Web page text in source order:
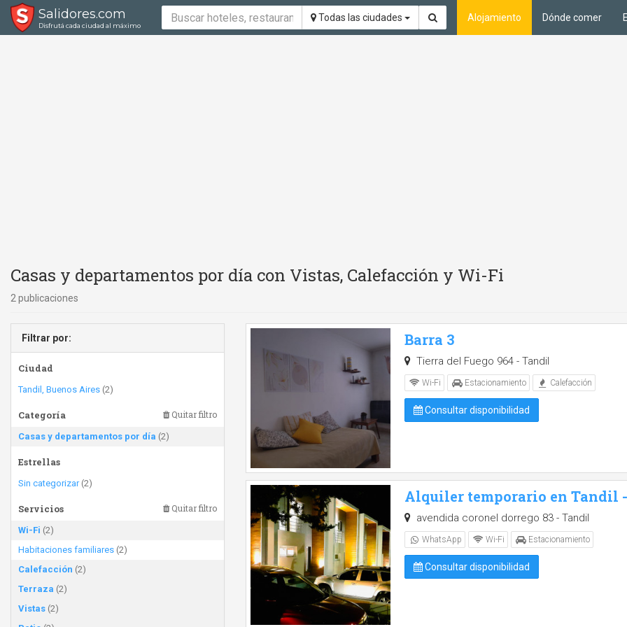
Salidores.com
Disfrutá cada ciudad al máximo
Todas las ciudades Alojamiento Dónde comer
Casas y departamentos por día con Vistas, Calefacción y Wi-Fi
2 publicaciones
Filtrar por:
Ciudad
Tandil, Buenos Aires (2)
Categoría Quitar filtro
Casas y departamentos por día (2)
Estrellas
Sin categorizar(2)
Servicios Quitar filtro
Wi-Fi (2)
Habitaciones familiares (2)
Calefacción (2)
Terraza (2)
Vistas (2)
Barra 3
Tierra del Fuego 964 - Tandil
Wi-Fi Estacionamiento Calefacción
Consultar disponibilidad
Alquiler temporario en Tandil
avendida coronel dorrego 83 - Tandil
WhatsApp Wi-Fi Estacionamiento
Consultar disponibilidad